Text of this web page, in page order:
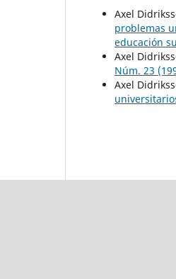
Axel
problemas
educación
Axel
Núm. 23
Axel